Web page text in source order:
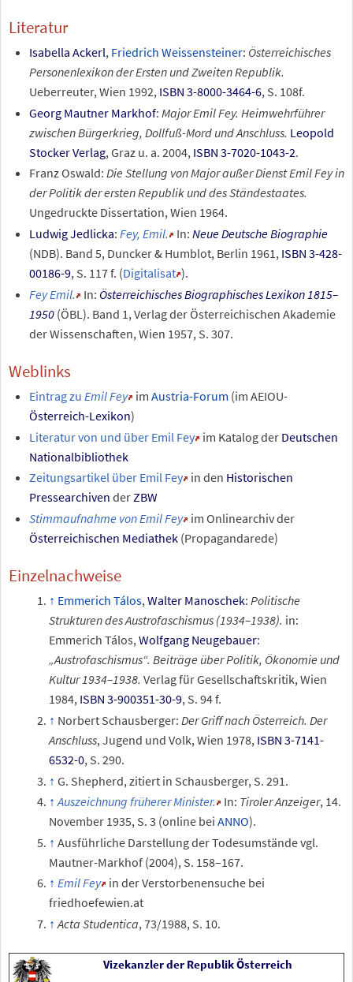
Literatur
Isabella Ackerl, Friedrich Weissensteiner: Österreichisches
Personenlexikon der Ersten und Zweiten Republik.
Ueberreuter, Wien 1992, ISBN 3-8000-3464-6, S. 108f.
Georg Mautner Markhof: Major Emil Fey. Heimwehrführer
zwischen Bürgerkrieg, Dollfuß-Mord und Anschluss. Leopold
Stocker Verlag, Graz u. a. 2004, ISBN 3-7020-1043-2.
Franz Oswald: Die Stellung von Major außer Dienst Emil Fey in
der Politik der ersten Republik und des Ständestaates.
Ungedruckte Dissertation, Wien 1964.
Ludwig Jedlicka: Fey, Emil. In: Neue Deutsche Biographie
(NDB). Band 5, Duncker & Humblot, Berlin 1961, ISBN 3-428-
00186-9, S. 117f. (Digitalisat ).
Fey Emil.
In: Österreichisches Biographisches Lexikon 1815–
1950(ÖBL). Band 1, Verlag der Österreichischen Akademie
der Wissenschaften, Wien 1957, S. 307.
Weblinks
Eintrag zu Emil Fey im Austria-Forum (im AEIOU-
Österreich-Lexikon)
Literatur von und über Emil Fey im Katalog der Deutschen
Nationalbibliothek
Zeitungsartikel über Emil Fey in den Historischen
Pressearchiven derZBW
Stimmaufnahme von Emil Fey im Onlinearchiv der
Österreichischen Mediathek(Propagandarede)
Einzelnachweise
Emmerich Tálos,Walter Manoschek:Politische
Strukturen des Austrofaschismus (1934–1938). in:
Emmerich Tálos,Wolfgang Neugebauer:
„Austrofaschismus“. Beiträge über Politik, Ökonomie und
Kultur 1934–1938. Verlag für Gesellschaftskritik, Wien
1984, ISBN 3-900351-30-9, S. 94 f.
Norbert Schausberger:Der Griff nach Österreich. Der
Anschluss, Jugend und Volk, Wien 1978, ISBN 3-7141-
6532-0, S. 290.
G. Shepherd, zitiert in Schausberger, S. 291.
Auszeichnung früherer Minister.
In: Tiroler Anzeiger, 14.
November 1935, S. 3 (online beiANNO).
Ausführliche Darstellung der Todesumstände vgl.
Mautner-Markhof (2004), S. 158–167.
Emil Fey in der Verstorbenensuche bei
friedhoefewien.at
Acta Studentica, 73/1988, S. 10.
Vizekanzler der Republik Österreich